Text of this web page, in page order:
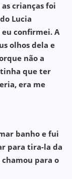
crianças foi
Lucia
confirmei. A
olhos dela e
não a
que ter
era me
banho e fui
para tira-la da
para o